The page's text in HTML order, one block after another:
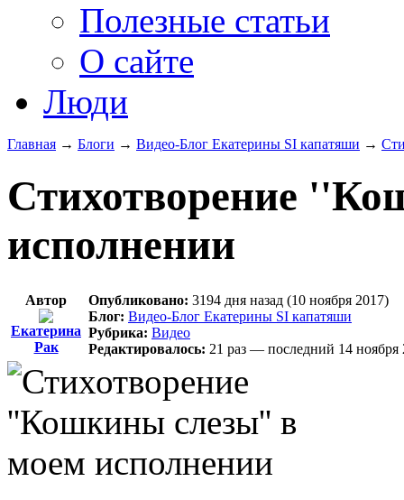
Полезные статьи
О сайте
Люди
Главная → Блоги → Видео-Блог Екатерины SI капатяши →
Стихотворение
исполнении
Автор
Екатерина
Рак
Опубликовано: 3194 дня назад (10 ноября 2017)
Блог: Видео-Блог Екатерины SI капатяши
Рубрика: Видео
Редактировалось: 21 раз — последний 14 ноября